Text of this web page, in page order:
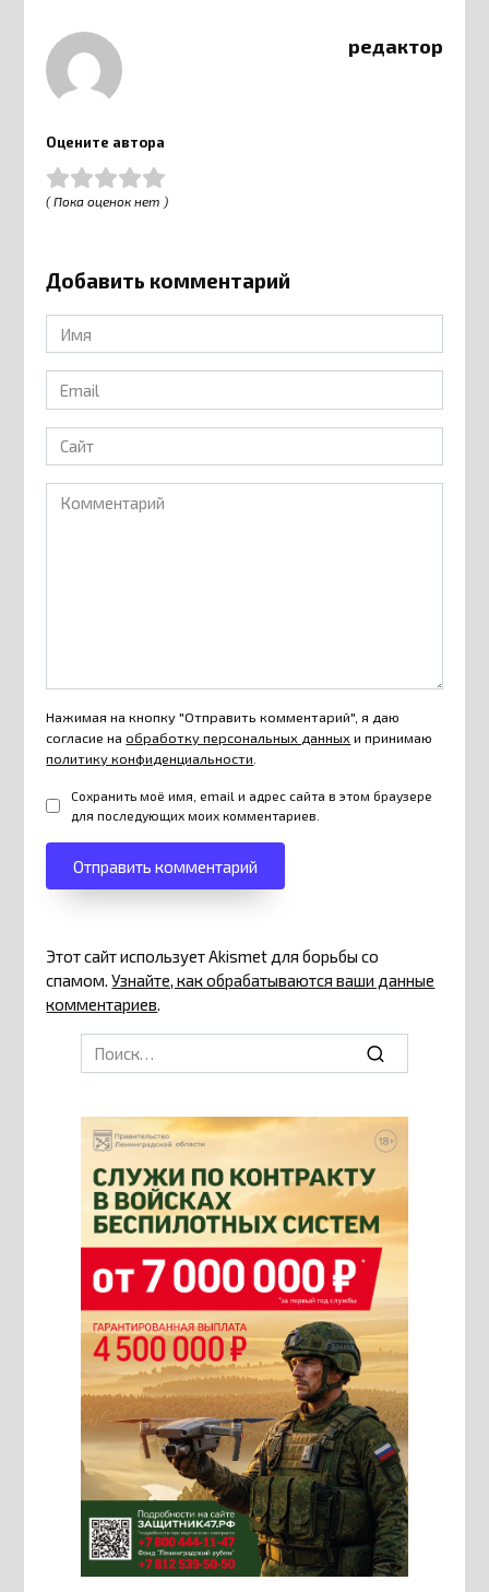
редактор
Оцените автора
( Пока оценок нет )
Добавить комментарий
Имя
*
Email
*
Сайт
Комментарий
Нажимая на кнопку "Отправить комментарий", я даю
согласие наобработку персональных данных и принимаю
политику конфиденциальности
Сохранить моё имя, email и адрес сайта в этом браузере
для последующих моих комментариев.
Этот сайт использует Akismet для борьбы со
спамом.Узнайте, как обрабатываются ваши данные
комментариев.
Search
for: